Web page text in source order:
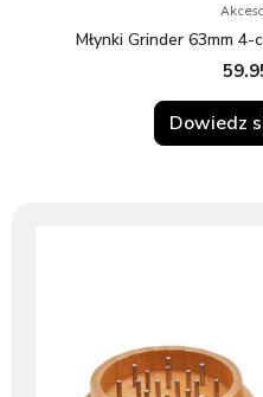
Młynki Grinder 63mm
Dowiedz